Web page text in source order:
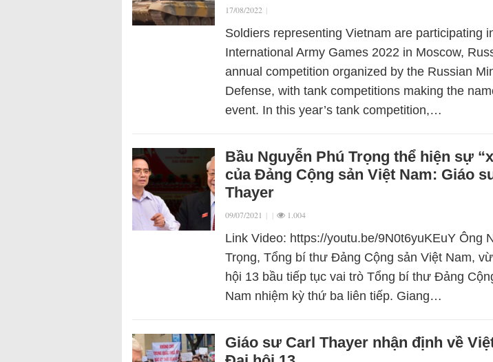
17/08/2022 |
Soldiers representing Vietnam are participating
International Army Games 2022 in Moscow,
annual competition organized by the Russian
Defense, with tank competitions making the
event. In this year’s tank competition,…
Bầu Nguyễn Phú Trọng thể hiện sự
của Đảng Cộng sản Việt Nam: Giáo
Thayer
09/07/2021 | | 1.004
Link Video: https://youtu.be/9N0t6yuKEuY Ông
Trọng, Tổng bí thư Đảng Cộng sản Việt Nam,
hội 13 bầu tiếp tục vai trò Tổng bí thư Đảng
Nam nhiệm kỳ thứ ba liên tiếp. Giang…
Giáo sư Carl Thayer nhận định về